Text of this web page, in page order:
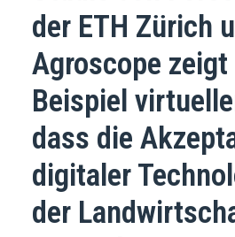
der ETH Zürich
Agroscope zeigt
Beispiel
dass die
digitaler
der